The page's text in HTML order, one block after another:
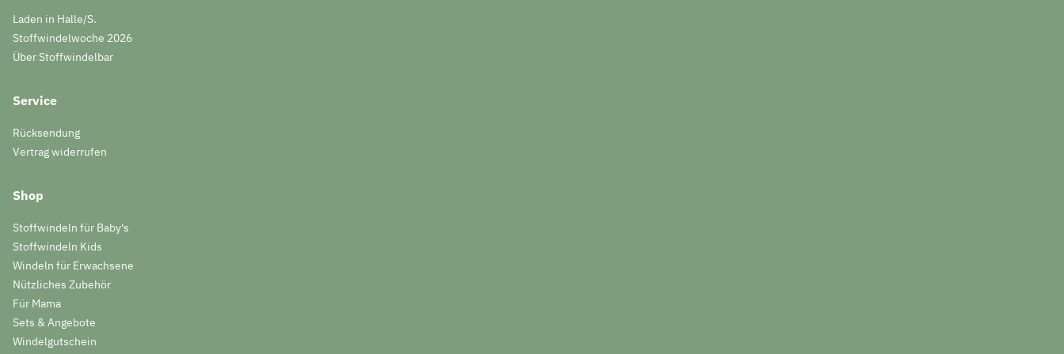
Laden in Halle/S.
Stoffwindelwoche 2026
Über Stoffwindelbar
Service
Rücksendung
Vertrag widerrufen
Shop
Stoffwindeln für Baby's
Stoffwindeln Kids
Windeln für Erwachsene
Nützliches Zubehör
Für Mama
Sets & Angebote
Windelgutschein